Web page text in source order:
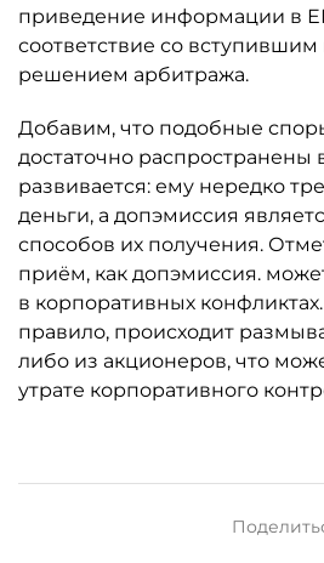
приведение информации в
соответствие со
решением арбитража.
Добавим, что подобные
достаточно распространены
развивается: ему нередко
деньги, а допэмиссия
способов их получения.
приём, как допэмиссия.
в корпоративных
правило, происходит
либо из акционеров, что
утрате корпоративного